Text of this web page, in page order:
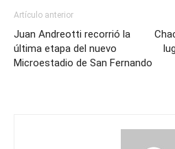
Artículo anterior
Juan Andreotti recorrió la
última etapa del nuevo
Microestadio de San Fernando